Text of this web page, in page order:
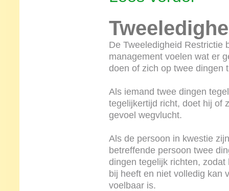
De Tweeledigheid Restrictie
management voelen wat er
doen of zich op twee dingen
Als iemand twee dingen
tegelijkertijd richt, doet hij of
gevoel wegvlucht.
Als de persoon in kwestie
betreffende persoon twee
dingen tegelijk richten, zodat
bij heeft en niet volledig kan
voelbaar is.